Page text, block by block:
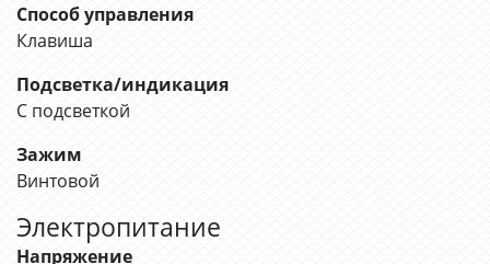
Способ управления
Клавиша
Подсветка/индикация
С подсветкой
Зажим
Винтовой
Электропитание
Напряжение